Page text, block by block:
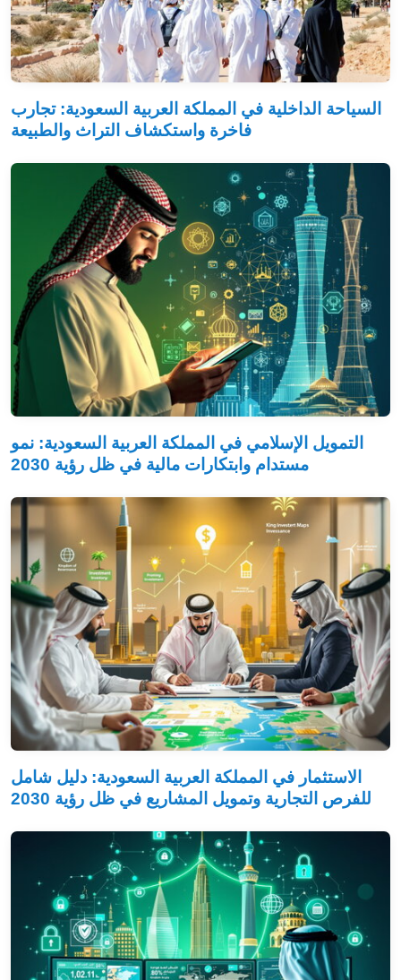
السياحة الداخلية في المملكة العربية السعودية: تجارب
فاخرة واستكشاف التراث والطبيعة
التمويل الإسلامي في المملكة العربية السعودية: نمو
مستدام وابتكارات مالية في ظل رؤية 2030
الاستثمار في المملكة العربية السعودية: دليل شامل
للفرص التجارية وتمويل المشاريع في ظل رؤية 2030